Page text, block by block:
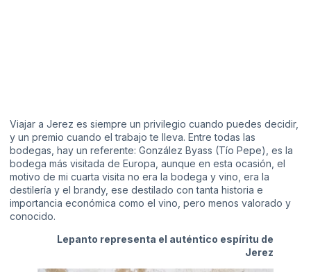
Viajar a Jerez es siempre un privilegio cuando puedes decidir,
y un premio cuando el trabajo te lleva. Entre todas las
bodegas, hay un referente: González Byass (Tío Pepe), es la
bodega más visitada de Europa, aunque en esta ocasión, el
motivo de mi cuarta visita no era la bodega y vino, era la
destilería y el brandy, ese destilado con tanta historia e
importancia económica como el vino, pero menos valorado y
conocido.
Lepanto representa el auténtico espíritu de
Jerez